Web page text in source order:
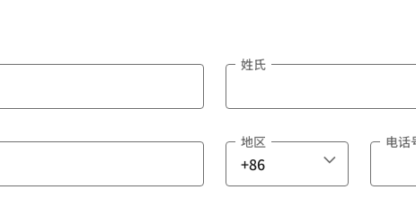
姓氏
地区 电话